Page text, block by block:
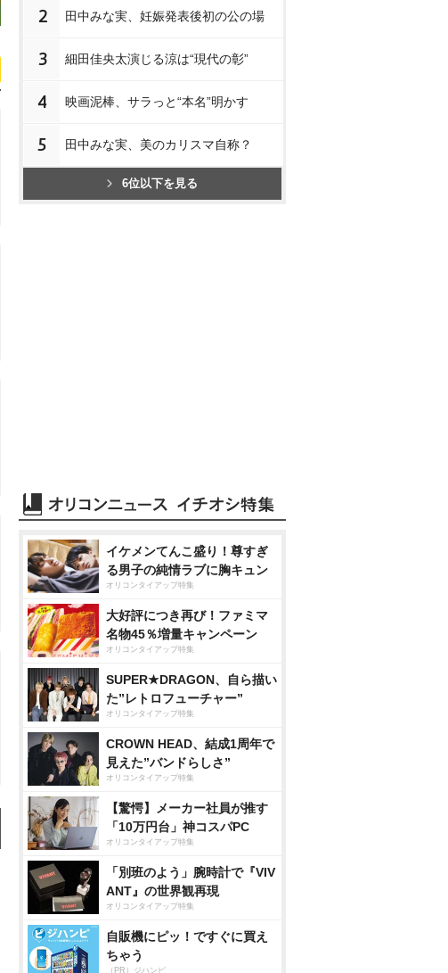
2 田中みな実、妊娠発表後初の公の場
3 細田佳央太演じる涼は“現代の彰”
4 映画泥棒、サラっと“本名”明かす
5 田中みな実、美のカリスマ自称？
6位以下を見る
イケメンてんこ盛り！尊すぎ
る男子の純情ラブに胸キュン
オリコンタイアップ特集
大好評につき再び！ファミマ
名物45％増量キャンペーン
オリコンタイアップ特集
SUPER★DRAGON、自ら描い
た”レトロフューチャー”
オリコンタイアップ特集
CROWN HEAD、結成1周年で
見えた”バンドらしさ”
オリコンタイアップ特集
【驚愕】メーカー社員が推す
「10万円台」神コスパPC
オリコンタイアップ特集
「別班のよう」腕時計で『VIV
ANT』の世界観再現
オリコンタイアップ特集
自販機にピッ！ですぐに買え
ちゃう
（PR）ジハンピ